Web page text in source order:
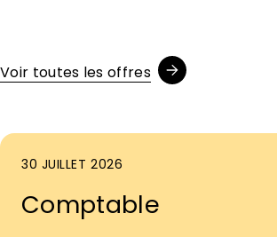
Voir toutes les offres
30 JUILLET 2026
Comptable